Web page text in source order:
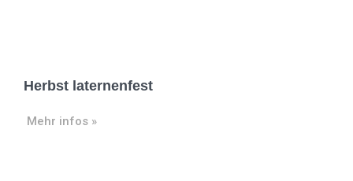
Herbst laternenfest
Mehr infos »